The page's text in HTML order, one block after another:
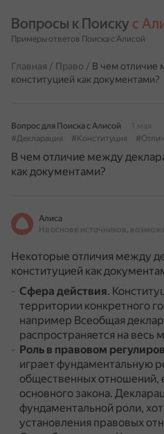
Вопросы к Поиску с
Примеры ответов Поиска с Алисой
Главная / Право / В чем отличие
конституцией как документами?
Вопрос для Поиска с Алисой
1 мая
#Декларация
#Конституция
В чем отличие между
как документами?
Алиса
Некоторые отличия между
конституцией как
Сфера действия.
территории конкретного
например Всеобщая
распространяется на весь
Роль в правовом
играет фундаментальную
общественных отношений,
основного закона.
фундаментальной роли,
установления правовых